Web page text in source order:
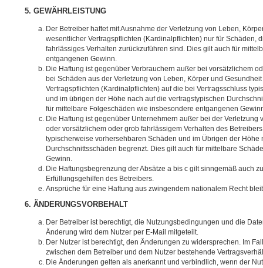
5. GEWÄHRLEISTUNG
Der Betreiber haftet mit Ausnahme der Verletzung von Leben,
wesentlicher Vertragspflichten (Kardinalpflichten) nur für Schäden,
fahrlässiges Verhalten zurückzuführen sind. Dies gilt auch für
entgangenen Gewinn.
Die Haftung ist gegenüber Verbrauchern außer bei vorsätzlichem
bei Schäden aus der Verletzung von Leben, Körper und
Vertragspflichten (Kardinalpflichten) auf die bei Vertragsschluss
und im übrigen der Höhe nach auf die vertragstypischen
für mittelbare Folgeschäden wie insbesondere entgangenen
Die Haftung ist gegenüber Unternehmern außer bei der Verletzung
oder vorsätzlichem oder grob fahrlässigem Verhalten des
typischerweise vorhersehbaren Schäden und im Übrigen der Höhe
Durchschnittsschäden begrenzt. Dies gilt auch für mittelbare
Gewinn.
Die Haftungsbegrenzung der Absätze a bis c gilt sinngemäß auch
Erfüllungsgehilfen des Betreibers.
Ansprüche für eine Haftung aus zwingendem nationalem Recht
6. ÄNDERUNGSVORBEHALT
Der Betreiber ist berechtigt, die Nutzungsbedingungen und die
Änderung wird dem Nutzer per E-Mail mitgeteilt.
Der Nutzer ist berechtigt, den Änderungen zu widersprechen. Im
zwischen dem Betreiber und dem Nutzer bestehende
Die Änderungen gelten als anerkannt und verbindlich, wenn der